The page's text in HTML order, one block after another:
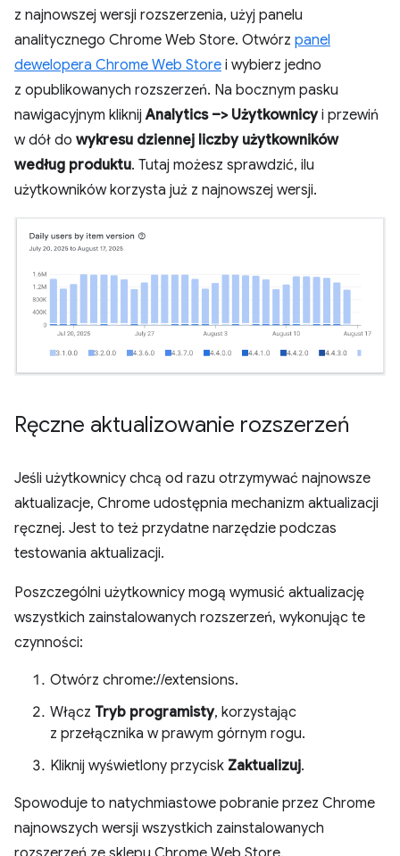
z najnowszej wersji rozszerzenia, użyj panelu
analitycznego Chrome Web Store. Otwórz panel
dewelopera Chrome Web Store i wybierz jedno
z opublikowanych rozszerzeń. Na bocznym pasku
nawigacyjnym kliknijAnalytics –> Użytkownicyi przewiń
w dół do wykresu dziennej liczby użytkowników
według produktu. Tutaj możesz sprawdzić, ilu
użytkowników korzysta już z najnowszej wersji.
Ręczne aktualizowanie rozszerzeń
Jeśli użytkownicy chcą od razu otrzymywać najnowsze
aktualizacje, Chrome udostępnia mechanizm aktualizacji
ręcznej. Jest to też przydatne narzędzie podczas
testowania aktualizacji.
Poszczególni użytkownicy mogą wymusić aktualizację
wszystkich zainstalowanych rozszerzeń, wykonując te
czynności:
Otwórz chrome://extensions.
Włącz Tryb programisty, korzystając
z przełącznika w prawym górnym rogu.
Kliknij wyświetlony przycisk Zaktualizuj.
Spowoduje to natychmiastowe pobranie przez Chrome
najnowszych wersji wszystkich zainstalowanych